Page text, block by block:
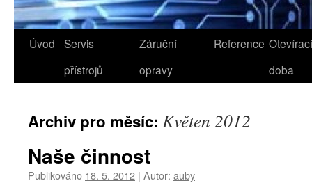
Přejít
webu
Úvod
Servis
přístrojů
Záruční
opravy
Reference Otevírací
doba
Archiv pro měsíc: Květen 2012
Naše činnost
Publikováno 18. 5. 2012 | Autor: auby